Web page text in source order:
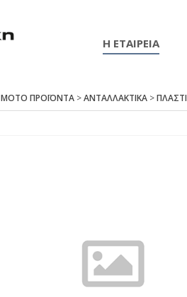
Η ΕΤΑΙΡΕΙΑ
ΜΟΤΟ ΠΡΟΪΟΝΤΑ>ΑΝΤΑΛΛΑΚΤΙΚΑ>